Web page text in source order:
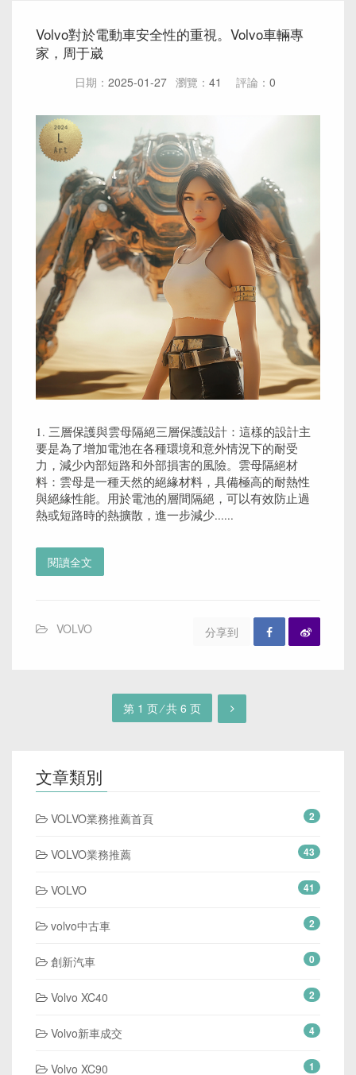
Volvo對於電動車安全性的重視。Volvo車輛專
家，周于崴
日期： 2025-01-27 瀏覽： 41 評論： 0
1. 三層保護與雲母隔絕三層保護設計：這樣的設計主
要是為了增加電池在各種環境和意外情況下的耐受
力，減少內部短路和外部損害的風險。雲母隔絕材
料：雲母是一種天然的絕緣材料，具備極高的耐熱性
與絕緣性能。用於電池的層間隔絕，可以有效防止過
熱或短路時的熱擴散，進一步減少......
閱讀全文
VOLVO 分享到
第 1 页 ⁄ 共 6 页
文章類別
VOLVO業務推薦首頁 2
VOLVO業務推薦 43
VOLVO 41
volvo中古車 2
創新汽車 0
Volvo XC40 2
Volvo新車成交 4
Volvo XC90 1